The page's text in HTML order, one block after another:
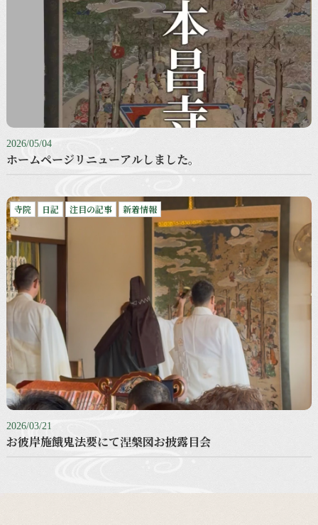
2026/05/04
ホームページリニューアルしました。
寺院 日記 注目の記事 新着情報
2026/03/21
お彼岸施餓鬼法要にて涅槃図お披露目会